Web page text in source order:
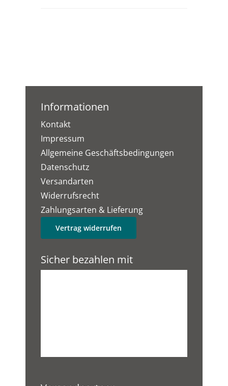
Informationen
Kontakt
Impressum
Allgemeine Geschäftsbedingungen
Datenschutz
Versandarten
Widerrufsrecht
Zahlungsarten & Lieferung
Vertrag widerrufen
Sicher bezahlen mit